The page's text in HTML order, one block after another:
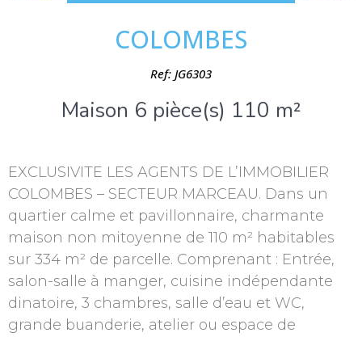
COLOMBES
Ref: JG6303
Maison 6 pièce(s) 110 m²
EXCLUSIVITE LES AGENTS DE L’IMMOBILIER
COLOMBES – SECTEUR MARCEAU. Dans un
quartier calme et pavillonnaire, charmante
maison non mitoyenne de 110 m² habitables
sur 334 m² de parcelle. Comprenant : Entrée,
salon-salle à manger, cuisine indépendante
dinatoire, 3 chambres, salle d’eau et WC,
grande buanderie, atelier ou espace de